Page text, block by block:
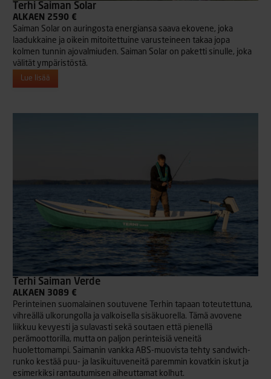
Terhi Saiman Solar
ALKAEN 2590 €
Saiman Solar on auringosta energiansa saava ekovene, joka
laadukkaine ja oikein mitoitettuine varusteineen takaa jopa
kolmen tunnin ajovalmiuden. Saiman Solar on paketti sinulle, joka
välität ympäristöstä.
Lue lisää
Terhi Saiman Verde
ALKAEN 3089 €
Perinteinen suomalainen soutuvene Terhin tapaan toteutettuna,
vihreällä ulkorungolla ja valkoisella sisäkuorella. Tämä avovene
liikkuu kevyesti ja sulavasti sekä soutaen että pienellä
perämoottorilla, mutta on paljon perinteisiä veneitä
huolettomampi. Saimanin vankka ABS-muovista tehty sandwich-
runko kestää puu- ja lasikuituveneitä paremmin kovatkin iskut ja
esimerkiksi rantautumisen aiheuttamat kolhut.